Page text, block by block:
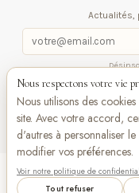
Actualités,
iqitlinksmanager module
VISA
maestro
Nous respectons votre vie
Nous utilisons des
site. Avec votre accord,
d'autres à personnaliser
modifier vos préférences.
Voir notre politique de
Tout refuser